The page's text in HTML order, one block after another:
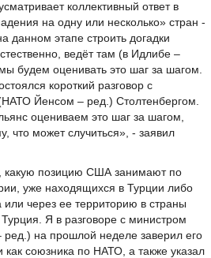
коллективный ответ в
на одну или несколько» стран -
данном этапе строить догадки
ведёт там (в Идлибе –
будем оценивать это шаг за шагом.
короткий разговор с
Йенсом – ред.) Столтенбергом.
оцениваем это шаг за шагом,
что может случиться», - заявил
какую позицию США занимают по
уже находящихся в Турции либо
через ее территорию в страны
Я в разговоре с министром
на прошлой неделе заверил его
союзника по НАТО, а также указал